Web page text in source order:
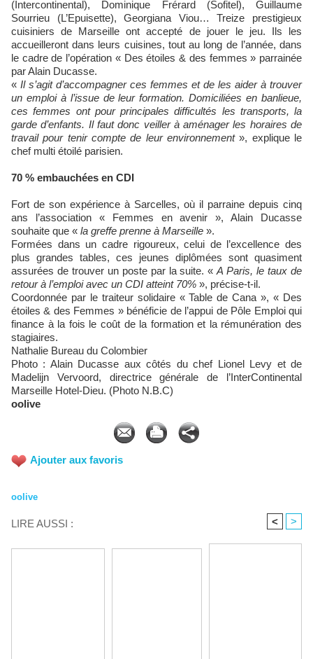
(Intercontinental), Dominique Frérard (Sofitel), Guillaume
Sourrieu (L’Epuisette), Georgiana Viou… Treize prestigieux
cuisiniers de Marseille ont accepté de jouer le jeu. Ils les
accueilleront dans leurs cuisines, tout au long de l’année, dans
le cadre de l’opération « Des étoiles & des femmes » parrainée
par Alain Ducasse.
« Il s’agit d’accompagner ces femmes et de les aider à trouver
un emploi à l’issue de leur formation. Domiciliées en banlieue,
ces femmes ont pour principales difficultés les transports, la
garde d’enfants. Il faut donc veiller à aménager les horaires de
travail pour tenir compte de leur environnement», explique le
chef multi étoilé parisien.
70 % embauchées en CDI
Fort de son expérience à Sarcelles, où il parraine depuis cinq
ans l’association « Femmes en avenir », Alain Ducasse
souhaite que « la greffe prenne à Marseille ».
Formées dans un cadre rigoureux, celui de l’excellence des
plus grandes tables, ces jeunes diplômées sont quasiment
assurées de trouver un poste par la suite. «A Paris, le taux de
retour à l’emploi avec un CDI atteint 70% », précise-t-il.
Coordonnée par le traiteur solidaire « Table de Cana », « Des
étoiles & des Femmes » bénéficie de l’appui de Pôle Emploi qui
finance à la fois le coût de la formation et la rémunération des
stagiaires.
Nathalie Bureau du Colombier
Photo : Alain Ducasse aux côtés du chef Lionel Levy et de
Madelijn Vervoord, directrice générale de l’InterContinental
Marseille Hotel-Dieu. (Photo N.B.C)
oolive
Ajouter aux favoris
oolive
LIRE AUSSI : < >